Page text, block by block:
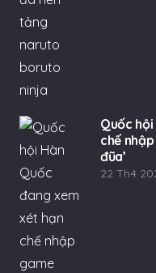
Quốc
chế
đũa’
22 Th4